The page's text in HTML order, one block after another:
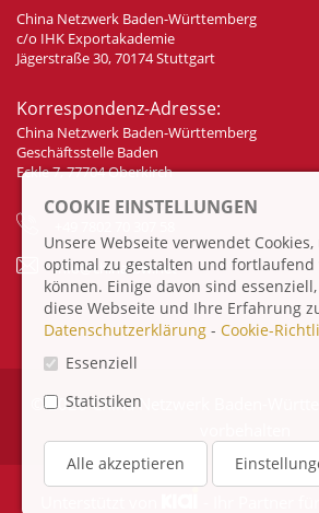
China Netzwerk Baden-Württemberg
c/o IHK Exportakademie
Jägerstraße 30, 70174 Stuttgart
Korrespondenz-Adresse:
China Netzwerk Baden-Württemberg
Geschäftsstelle Baden
Eckle 7, 77704 Oberkirch
info@china-bw.net
© 2026 China Netzwerk Baden-
COOKIE EINSTELLUNGEN
Unsere Webseite verwendet
optimal zu gestalten und fortlaufend
können. Einige davon sind
diese Webseite und Ihre Erfahrung
Datenschutzerklärung - Cookie-
Essenziell
Statistiken
Alle akzeptieren